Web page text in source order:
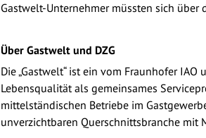
Gastwelt-Unternehmer müssten sich
Über Gastwelt und DZG
Die „Gastwelt“ ist ein vom Fraunhofer
Lebensqualität als gemeinsames
mittelständischen Betriebe im
unverzichtbaren Querschnittsbranche